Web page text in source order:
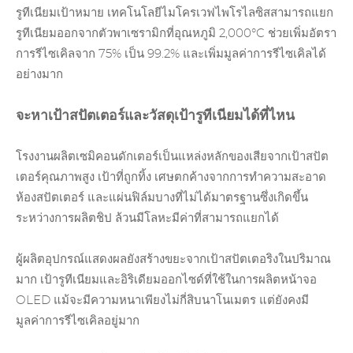
รูทีเนียมเป้าหมาย เทคโนโลยีไมโครเวฟไพโรไลซิสสามารถแยก
รูทีเนียมออกจากตัวพาเซรามิกที่อุณหภูมิ 2,000°C ช่วยเพิ่มอัตรา
การรีไซเคิลจาก 75% เป็น 99.2% และเพิ่มมูลค่าการรีไซเคิลได้
อย่างมาก
จะหาเป้าสปัตเตอร์และวัสดุเป้ารูทีเนียมได้ที่ไหน
โรงงานผลิตเซมิคอนดักเตอร์เป็นแหล่งหลักของเสียจากเป้าสปัต
เตอร์คุณภาพสูง เป้าที่ถูกทิ้ง เศษตกค้างจากการทำความสะอาด
ห้องสปัตเตอร์ และแผ่นฟิล์มบางที่ไม่ได้มาตรฐานซึ่งเกิดขึ้น
ระหว่างการผลิตชิป ล้วนมีโลหะมีค่าที่สามารถแยกได้
ผู้ผลิตอุปกรณ์แสดงผลยังสร้างขยะจากเป้าสปัตเตอริงในปริมาณ
มาก เป้ารูทีเนียมและอิริเดียมออกไซด์ที่ใช้ในการผลิตหน้าจอ
OLED แม้จะมีความหนาเพียงไม่กี่สิบนาโนเมตร แต่ยังคงมี
มูลค่าการรีไซเคิลอยู่มาก